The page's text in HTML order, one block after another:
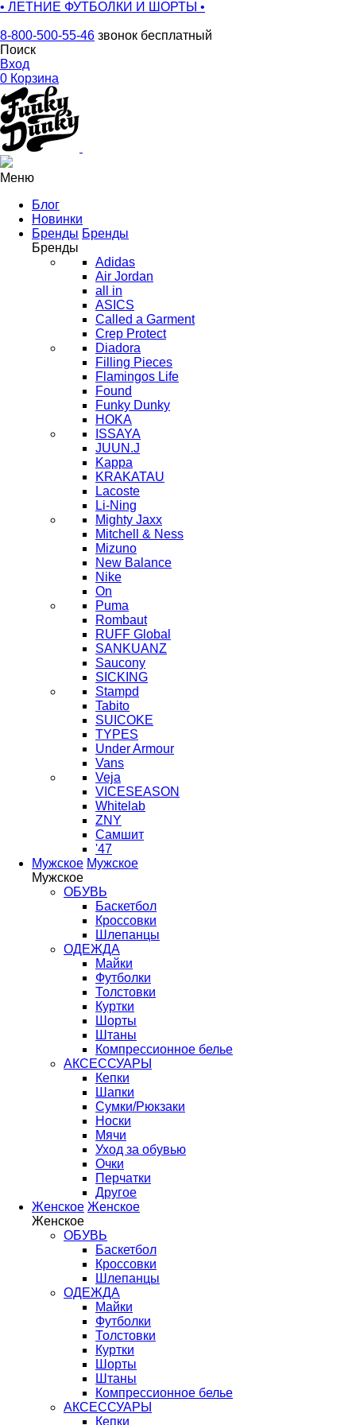
• ЛЕТНИЕ ФУТБОЛКИ И ШОРТЫ •
8-800-500-55-46 звонок бесплатный
Поиск
Вход
0 Корзина
Меню
Блог
Новинки
Бренды Бренды
Бренды
Adidas
Air Jordan
all in
ASICS
Called a Garment
Crep Protect
Diadora
Filling Pieces
Flamingos Life
Found
Funky Dunky
HOKA
ISSAYA
JUUN.J
Kappa
KRAKATAU
Lacoste
Li-Ning
Mighty Jaxx
Mitchell & Ness
Mizuno
New Balance
Nike
On
Puma
Rombaut
RUFF Global
SANKUANZ
Saucony
SICKING
Stampd
Tabito
SUICOKE
TYPES
Under Armour
Vans
Veja
VICESEASON
Whitelab
ZNY
Самшит
'47
Мужское Мужское
Мужское
ОБУВЬ
Баскетбол
Кроссовки
Шлепанцы
ОДЕЖДА
Майки
Футболки
Толстовки
Куртки
Шорты
Штаны
Компрессионное белье
АКСЕССУАРЫ
Кепки
Шапки
Сумки/Рюкзаки
Носки
Мячи
Уход за обувью
Очки
Перчатки
Другое
Женское Женское
Женское
ОБУВЬ
Баскетбол
Кроссовки
Шлепанцы
ОДЕЖДА
Майки
Футболки
Толстовки
Куртки
Шорты
Штаны
Компрессионное белье
АКСЕССУАРЫ
Кепки